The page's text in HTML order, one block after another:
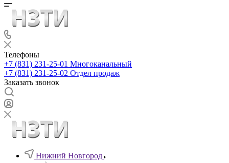
Телефоны
+7 (831) 231-25-01 Многоканальный
+7 (831) 231-25-02 Отдел продаж
Заказать звонок
Нижний Новгород